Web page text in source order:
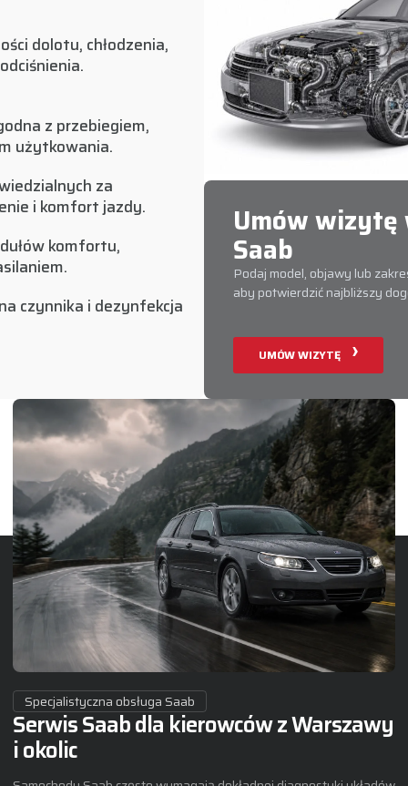
dolotu, chłodzenia,
z przebiegiem,
użytkowania.
za
i komfort jazdy.
komfortu,
czynnika i dezynfekcja
Umów
Saab
Podaj model, objawy lub
aby potwierdzić najbliższy
UMÓW WIZYTĘ
Specjalistyczna obsługa Saab
Serwis Saab dla kierowców z Warszawy
i okolic